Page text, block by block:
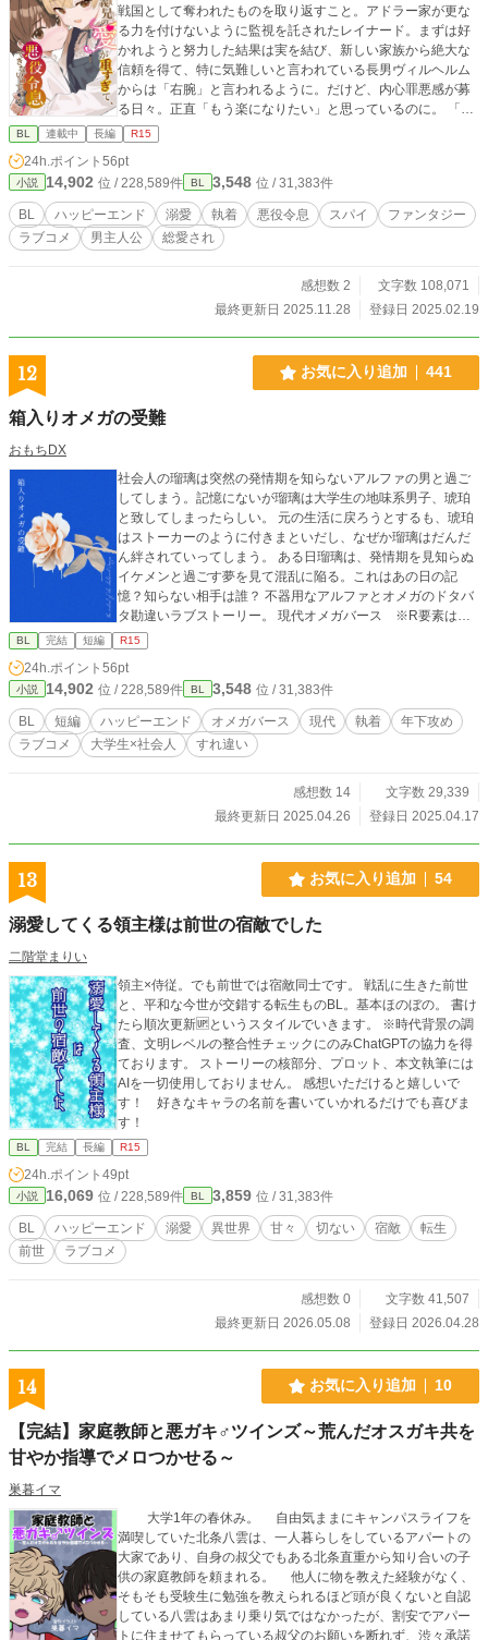
戦国として奪われたものを取り返すこと。アドラー家が更な
る力を付けないように監視を託されたレイナード。まずは好
かれようと努力した結果は実を結び、新しい家族から絶大な
信頼を得て、特に気難しいと言われている長男ヴィルヘルム
からは「右腕」と言われるように。だけど、内心罪悪感が募
る日々。正直「もう楽になりたい」と思っているのに。 「安
心しろ。結婚なんかしない。僕が一番大切なのはお前だよ」
なんだか義兄の様子がおかしいのですが…？ このままじゃ、
スパイも悪役令息も出来そうにないよ！ ファンタジーラブコ
メBLです。 平日毎日更新を目標に頑張ってます。応援や感想
頂けると励みになります。 ※（2025/4/20）第一章終わり
ました。少しお休みして、プロットが出来上がりましたらま
た再開しますね。お付き合い頂き、本当にありがとうござい
います。少しお休みするのもあるので、このまま読めるよう
にしておきますね。 ※♡、ブクマ、エールありがとうござ
真面目で自信家。良き跡継ぎ、良き兄、良き息子であろうと
も無関心で辛辣。当初は異国の使者だと思っていたレイナー
く理解しており、計算せずとも人から好かれる。常に兄を立
てて陰で支える立場にいる。課せられた使命と現状に悩みつ
つある上に、義兄の様子もおかしくて、いろんな意味で気苦
労の絶えない。
BL 連載中 長編 R15
24h.ポイント 56pt
小説 14,902 位 / 228,589件 BL 3,548 位 / 31,383件
BL ハッピーエンド 溺愛 執着 悪役令息 スパイ
ファンタジー
ラブコメ
男主人公 総愛され
感想数 2
文字数 108,071
最終更新日 2025.11.28
登録日 2025.02.19
12 お気に入り追加 441
箱入りオメガの受難
おもちDX
社会人の瑠璃は突然の発情期を知らないアルファの男と過ご
してしまう。記憶にないが瑠璃は大学生の地味系男子、琥珀
と致してしまったらしい。 元の生活に戻ろうとするも、琥珀
はストーカーのように付きまといだし、なぜか瑠璃はだんだ
ん絆されていってしまう。 ある日瑠璃は、発情期を見知らぬ
イケメンと過ごす夢を見て混乱に陥る。これはあの日の記
憶？知らない相手は誰？ 不器用なアルファとオメガのドタバ
タ勘違いラブストーリー。 現代オメガバース ※R要素は限
りなく薄いです。 この作品は『KADOKAWA×pixiv ノベル大
賞2024』の「BL部門」お題イラストから着想し、創作したも
のです。ありがたいことに、グローバルコミック賞をいただ
きました。 https://www.pixiv.net/novel/contest/kadokawapixiv
novel24
BL 完結 短編 R15
24h.ポイント 56pt
小説 14,902 位 / 228,589件 BL 3,548 位 / 31,383件
BL 短編 ハッピーエンド オメガバース 現代 執着
年下攻め
ラブコメ
大学生×社会人 すれ違い
感想数 14
文字数 29,339
最終更新日 2025.04.26
登録日 2025.04.17
13 お気に入り追加 54
溺愛してくる領主様は前世の宿敵でした
二階堂まりい
領主×侍従。でも前世では宿敵同士です。 戦乱に生きた前世
と、平和な今世が交錯する転生ものBL。基本ほのぼの。 書け
たら順次更新🆙というスタイルでいきます。 ※時代背景の調
査、文明レベルの整合性チェックにのみChatGPTの協力を得
ております。 ストーリーの核部分、プロット、本文執筆には
AIを一切使用しておりません。 感想いただけると嬉しいで
す！ 好きなキャラの名前を書いていかれるだけでも喜びま
す！
BL 完結 長編 R15
24h.ポイント 49pt
小説 16,069 位 / 228,589件 BL 3,859 位 / 31,383件
BL ハッピーエンド 溺愛 異世界 甘々 切ない 宿敵
転生
前世
ラブコメ
感想数 0
文字数 41,507
最終更新日 2026.05.08
登録日 2026.04.28
14 お気に入り追加 10
【完結】家庭教師と悪ガキ♂ツインズ～荒んだオスガキ共を
甘やか指導でメロつかせる～
巣暮イマ
大学1年の春休み。 自由気ままにキャンパスライフを
満喫していた北条八雲は、一人暮らしをしているアパートの
大家であり、自身の叔父でもある北条直重から知り合いの子
供の家庭教師を頼まれる。 他人に物を教えた経験がなく、
そもそも受験生に勉強を教えられるほど頭が良くないと自認
している八雲はあまり乗り気ではなかったが、割安でアパー
トに住ませてもらっている叔父のお願いを断れず、渋々承諾